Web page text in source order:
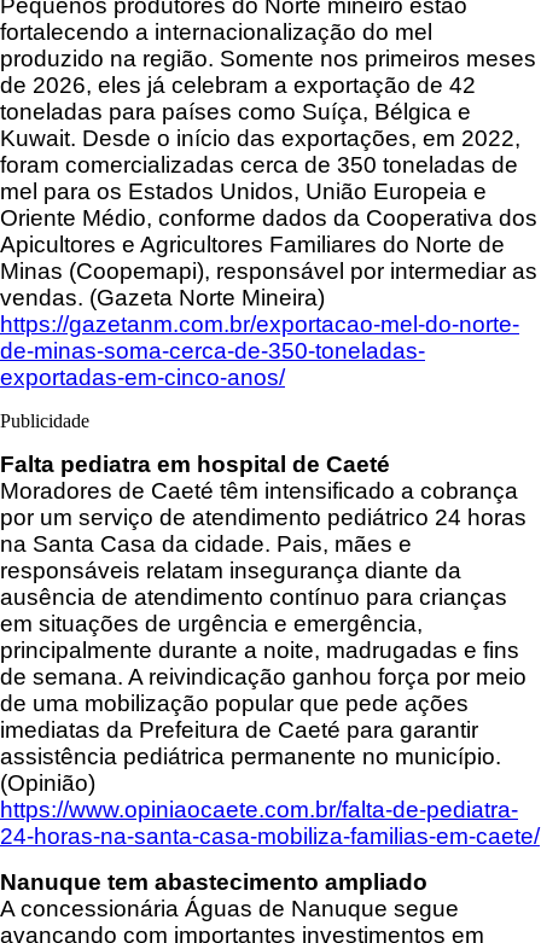
Pequenos produtores do Norte mineiro estão
fortalecendo a internacionalização do mel
produzido na região. Somente nos primeiros meses
de 2026, eles já celebram a exportação de 42
toneladas para países como Suíça, Bélgica e
Kuwait. Desde o início das exportações, em 2022,
foram comercializadas cerca de 350 toneladas de
mel para os Estados Unidos, União Europeia e
Oriente Médio, conforme dados da Cooperativa dos
Apicultores e Agricultores Familiares do Norte de
Minas (Coopemapi), responsável por intermediar as
vendas. (Gazeta Norte Mineira)
https://gazetanm.com.br/exportacao-mel-do-norte-
de-minas-soma-cerca-de-350-toneladas-
exportadas-em-cinco-anos/
Publicidade
Falta pediatra em hospital de Caeté
Moradores de Caeté têm intensificado a cobrança
por um serviço de atendimento pediátrico 24 horas
na Santa Casa da cidade. Pais, mães e
responsáveis relatam insegurança diante da
ausência de atendimento contínuo para crianças
em situações de urgência e emergência,
principalmente durante a noite, madrugadas e fins
de semana. A reivindicação ganhou força por meio
de uma mobilização popular que pede ações
imediatas da Prefeitura de Caeté para garantir
assistência pediátrica permanente no município.
(Opinião)
https://www.opiniaocaete.com.br/falta-de-pediatra-
24-horas-na-santa-casa-mobiliza-familias-em-caete/
Nanuque tem abastecimento ampliado
A concessionária Águas de Nanuque segue
avançando com importantes investimentos em